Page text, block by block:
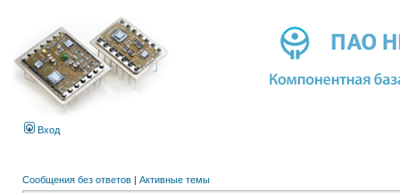
Вход
Сообщения без ответов | Активные темы